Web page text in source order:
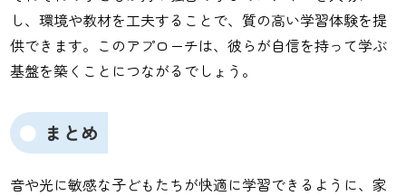
し、環境や教材を工夫することで、質の高い学習体験を提
供できます。このアプローチは、彼らが自信を持って学ぶ
基盤を築くことにつながるでしょう。
まとめ
音や光に敏感な子どもたちが快適に学習できるように、家